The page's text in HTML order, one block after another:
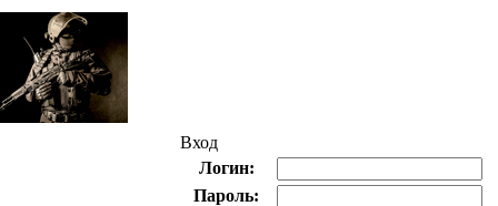
Вход
Логин:
Пароль: